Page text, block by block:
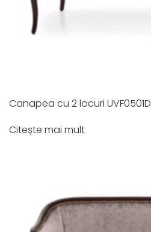
Canapea cu 2 locuri UVF0501D
Citește mai mult